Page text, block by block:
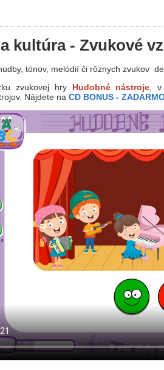
kultúra - Zvukové
tónov, melódií či rôznych zvukov
zvukovej hryHudobné nástroje
v
Nájdete na CD BONUS -